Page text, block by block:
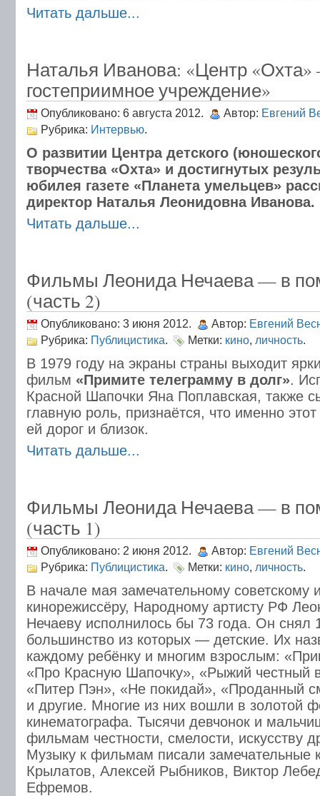
Читать дальше...
Наталья Иванова: «Центр
гостеприимное учреждение»
Опубликовано: 6 августа 2012. Автор: Евгений
Рубрика: Интервью.
О развитии Центра детского
творчества «Охта» и достигнутых
юбилея газете «Планета умельцев»
директор Наталья Леонидовна Иванова.
Читать дальше...
Фильмы Леонида Нечаева — в
(часть 2)
Опубликовано: 3 июня 2012. Автор: Евгений
Рубрика: Публицистика. Метки: кино, личность.
В 1979 году на экраны страны выходит
фильм «Примите телеграмму в долг».
Красной Шапочки Яна Поплавская, также
главную роль, признаётся, что именно
ей дорог и близок.
Читать дальше...
Фильмы Леонида Нечаева — в
(часть 1)
Опубликовано: 2 июня 2012. Автор: Евгений
Рубрика: Публицистика. Метки: кино, личность.
В начале мая замечательному советскому
кинорежиссёру, Народному артисту РФ
Нечаеву исполнилось бы 73 года. Он снял
большинство из которых — детские. Их
каждому ребёнку и многим взрослым:
«Про Красную Шапочку», «Рыжий честный
«Питер Пэн», «Не покидай», «Проданный
и другие. Многие из них вошли в золотой
кинематографа. Тысячи девчонок и
фильмам честности, смелости, искусству
Музыку к фильмам писали замечательные
Крылатов, Алексей Рыбников, Виктор
Ефремов.